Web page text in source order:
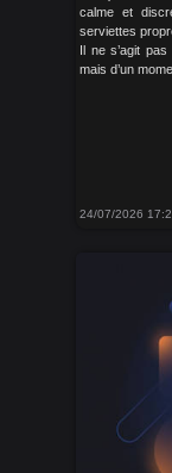
calme et
serviettes
Il ne s’agit
mais d’un
24/07/2026